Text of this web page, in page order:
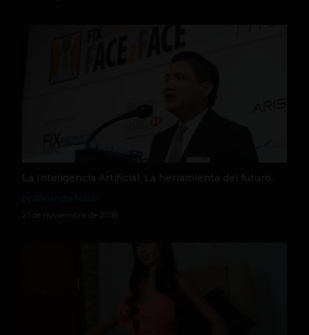
La Inteligencia Artificial: La herramienta del futuro.
21 de noviembre de 2018